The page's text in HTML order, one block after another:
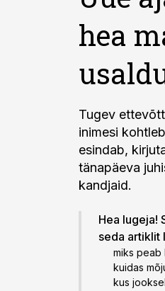
hea
Tugev
inimesi
esindab,
tänapäeva
kandjaid.
Hea lugeja!
seda artiklit
miks peab
kuidas
kus